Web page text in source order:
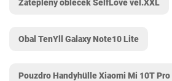
Zateplený obleček SelfLove vel.XXL
Obal TenYll Galaxy Note10 Lite
Pouzdro Handyhülle Xiaomi Mi 10T Pro